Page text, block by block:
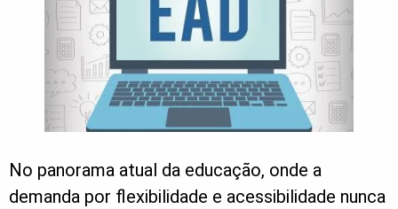
No panorama atual da educação, onde a
demanda por flexibilidade e acessibilidade nunca